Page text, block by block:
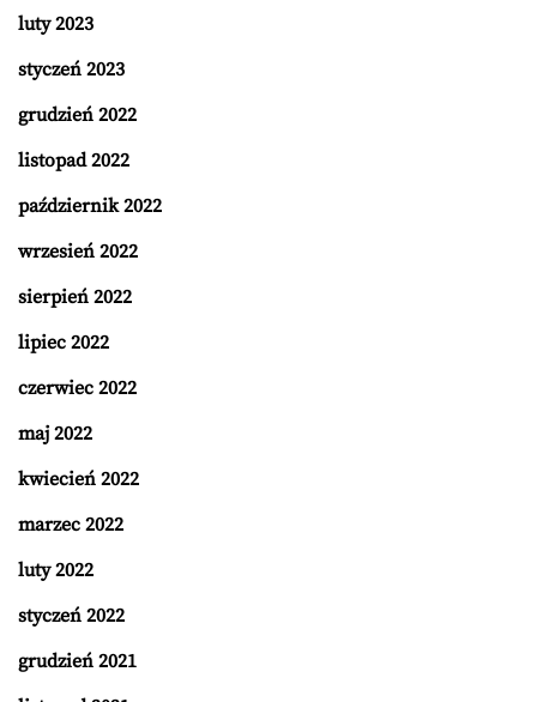
luty 2023
styczeń 2023
grudzień 2022
listopad 2022
październik 2022
wrzesień 2022
sierpień 2022
lipiec 2022
czerwiec 2022
maj 2022
kwiecień 2022
marzec 2022
luty 2022
styczeń 2022
grudzień 2021